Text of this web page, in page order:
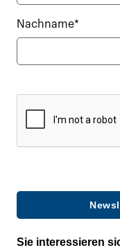
Nachname*
Sie interessieren